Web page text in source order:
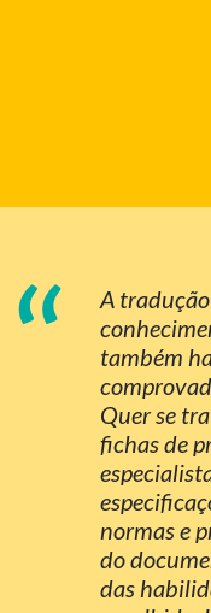
“
A
também
Quer se
fichas de
normas e
do
das